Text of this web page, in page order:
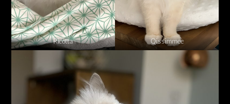
Ricotta Qissimmee